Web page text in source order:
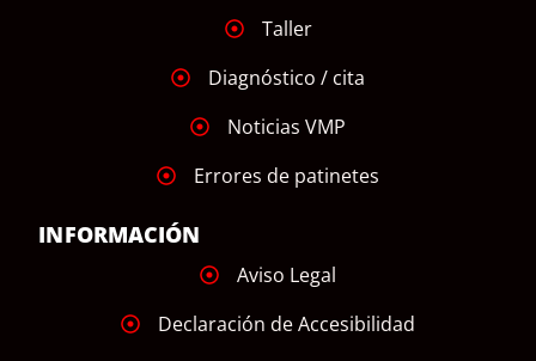
Taller
Diagnóstico / cita
Noticias VMP
Errores de patinetes
INFORMACIÓN
Aviso Legal
Declaración de Accesibilidad